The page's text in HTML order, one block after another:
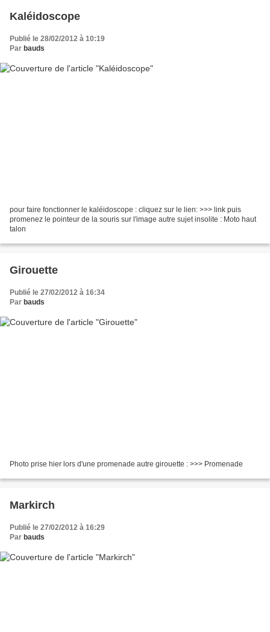
Kaléidoscope
Publié le 28/02/2012 à 10:19
Par bauds
pour faire fonctionner le kaléidoscope : cliquez sur le lien: >>> link puis
promenez le pointeur de la souris sur l'image autre sujet insolite : Moto haut
talon
Girouette
Publié le 27/02/2012 à 16:34
Par bauds
Photo prise hier lors d'une promenade autre girouette : >>> Promenade
Markirch
Publié le 27/02/2012 à 16:29
Par bauds